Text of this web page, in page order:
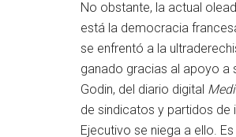
No obstante, la actual
está la democracia
se enfrentó a la
ganado gracias al apoyo a
Godin, del diario digital
de sindicatos y partidos de
Ejecutivo se niega a ello.